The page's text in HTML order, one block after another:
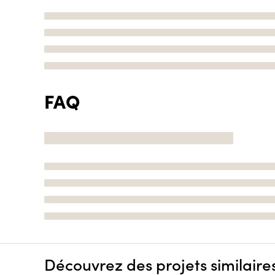
FAQ
Découvrez des projets